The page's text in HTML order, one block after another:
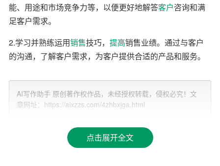
能、用途和市场竞争力等，以便更好地解答客户咨询和满
足客户需求。
2.学习并熟练运用销售技巧， 提高销售业绩。通过与客户
的沟通，了解客户需求，为客户提供合适的产品和服务。
3.积极参加公司组织的培训活动，提升自身的业务水平和
综合素质。
1.建立并维护良好的客户关系，为客户提供优质的服务，
以提高客户满意度和忠诚度。
AI写作助手 原创著作权作品，未经授权转载，侵权必究！文
章网址：https://aixzzs.com/4zhbxjga.html
点击展开全文